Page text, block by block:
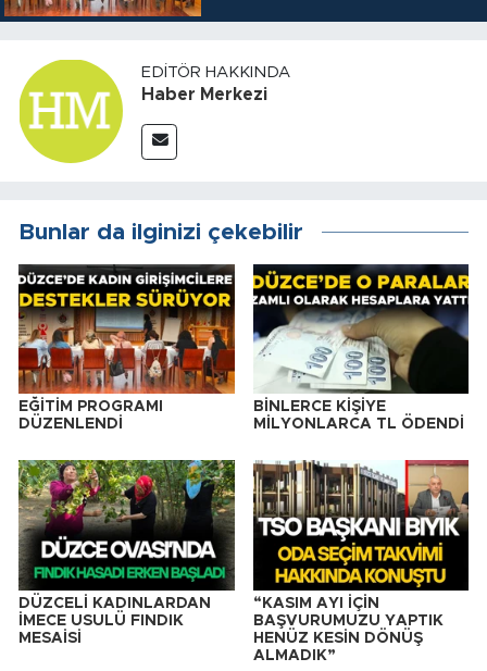
EDITÖR HAKKINDA
Haber Merkezi
Bunlar da ilginizi çekebilir
EĞİTİM PROGRAMI
DÜZENLENDİ
BİNLERCE KİŞİYE
MİLYONLARCA TL ÖDENDİ
DÜZCELİ KADINLARDAN
İMECE USULÜ FINDIK
MESAİSİ
“KASIM AYI İÇİN
BAŞVURUMUZU YAPTIK
HENÜZ KESİN DÖNÜŞ
ALMADIK”